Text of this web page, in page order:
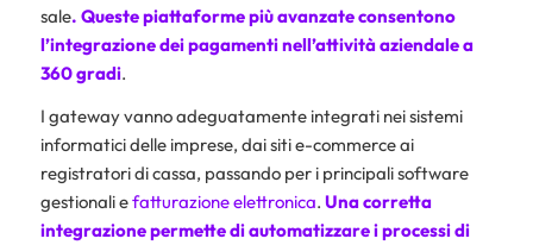
sale. Queste piattaforme più avanzate consentono
l’integrazione dei pagamenti nell’attività aziendale a
360 gradi.
I gateway vanno adeguatamente integrati nei sistemi
informatici delle imprese, dai siti e-commerce ai
registratori di cassa, passando per i principali software
gestionali efatturazione elettronica. Una corretta
integrazione permette di automatizzare i processi di